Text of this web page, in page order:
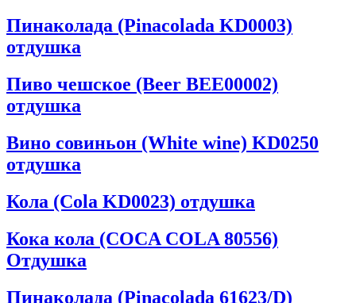
Пинаколада (Pinacolada KD0003)
отдушка
Пиво чешское (Beer BEE00002)
отдушка
Вино совиньон (White wine) KD0250
отдушка
Кола (Cola KD0023) отдушка
Кока кола (COCA COLA 80556)
Отдушка
Пинаколада (Pinacolada 61623/D)